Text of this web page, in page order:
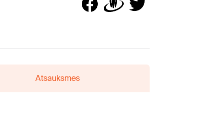
Atsauksmes